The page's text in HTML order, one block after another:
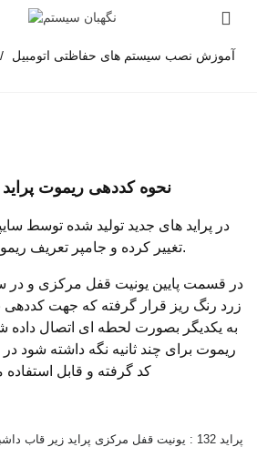
آموزش نصب سیستم های حفاظتی اتومبیل /
نحوه کددهی ریموت پراید 132
تغییر کرده و جامپر تعریف ریموت حذف شده.
زرد رنگ ریز قرار گرفته که جهت کددهی
به یکدیگر بصورت لحطه ای اتصال داده
ریموت برای چند ثانیه نگه داشته شود
کد گرفته و قابل
پراید 132 : یونیت قفل مرکزی پراید زیر قاب داشبورد و بالای پدال کلاچ قرار دارد.